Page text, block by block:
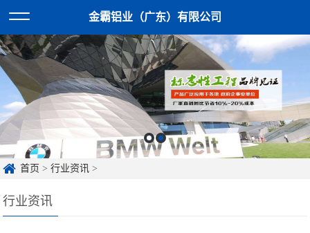
金霸铝业（广东）有限公司
首页 >行业资讯 >
行业资讯